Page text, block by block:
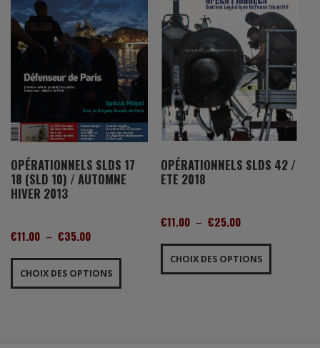
être
choisies
sur
la
page
du
produit
choisies
sur
page
du
produit
OPÉRATIONNELS SLDS 17
18 (SLD 10) / AUTOMNE
HIVER 2013
€11.00 – €35.00PLAGE
PRIX :
€11.00
CHOIX DES OPTIONS
Ce
a
OPÉRATIONNELS SLDS 42 /
ETE 2018
€11.00 – €25.00PLAGE
PRIX :
€11.00
CHOIX DES OPTIONS
Ce
a